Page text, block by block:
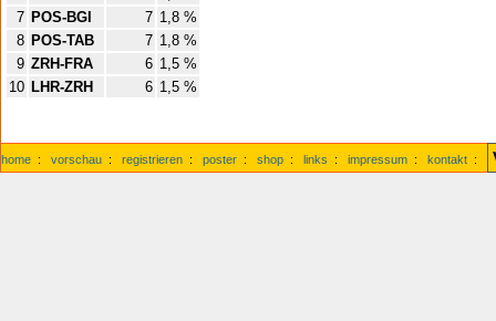
7 POS-BGI 7 1,8 %
8 POS-TAB 7 1,8 %
9 ZRH-FRA 6 1,5 %
10 LHR-ZRH 6 1,5 %
home : vorschau : registrieren : poster : shop : links : impressum : kontakt :